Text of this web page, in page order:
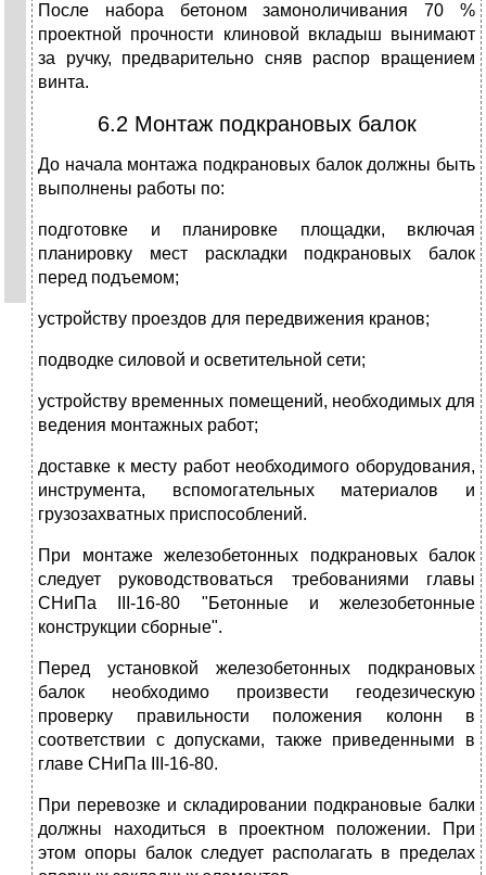
После набора бетоном замоноличивания 70 %
проектной прочности клиновой вкладыш вынимают
за ручку, предварительно сняв распор вращением
винта.
6.2 Монтаж подкрановых балок
До начала монтажа подкрановых балок должны быть
выполнены работы по:
подготовке и планировке площадки, включая
планировку мест раскладки подкрановых балок
перед подъемом;
устройству проездов для передвижения кранов;
подводке силовой и осветительной сети;
устройству временных помещений, необходимых для
ведения монтажных работ;
доставке к месту работ необходимого оборудования,
инструмента, вспомогательных материалов и
грузозахватных приспособлений.
При монтаже железобетонных подкрановых балок
следует руководствоваться требованиями главы
СНиПа III-16-80 "Бетонные и железобетонные
конструкции сборные".
Перед установкой железобетонных подкрановых
балок необходимо произвести геодезическую
проверку правильности положения колонн в
соответствии с допусками, также приведенными в
главе СНиПа III-16-80.
При перевозке и складировании подкрановые балки
должны находиться в проектном положении. При
этом опоры балок следует располагать в пределах